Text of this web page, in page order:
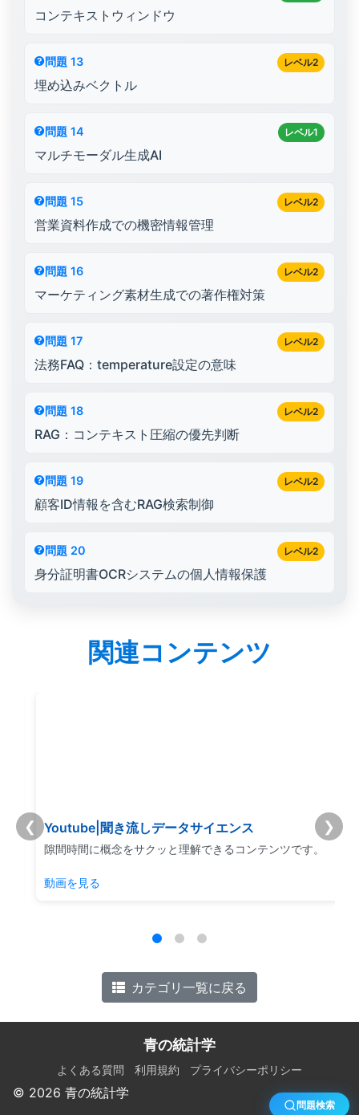
コンテキストウィンドウ
レベル2
問題 13
埋め込みベクトル
レベル1
問題 14
マルチモーダル生成AI
レベル2
問題 15
営業資料作成での機密情報管理
レベル2
問題 16
マーケティング素材生成での著作権対策
レベル2
問題 17
法務FAQ：temperature設定の意味
レベル2
問題 18
RAG：コンテキスト圧縮の優先判断
レベル2
問題 19
顧客ID情報を含むRAG検索制御
レベル2
問題 20
身分証明書OCRシステムの個人情報保護
関連コンテンツ
❮ ❯
Youtube|聞き流しデータサイエンス
隙間時間に概念をサクッと理解できるコンテンツです。
動画を見る
カテゴリ一覧に戻る
青の統計学
よくある質問 利用規約 プライバシーポリシー
© 2026 青の統計学
問題検索